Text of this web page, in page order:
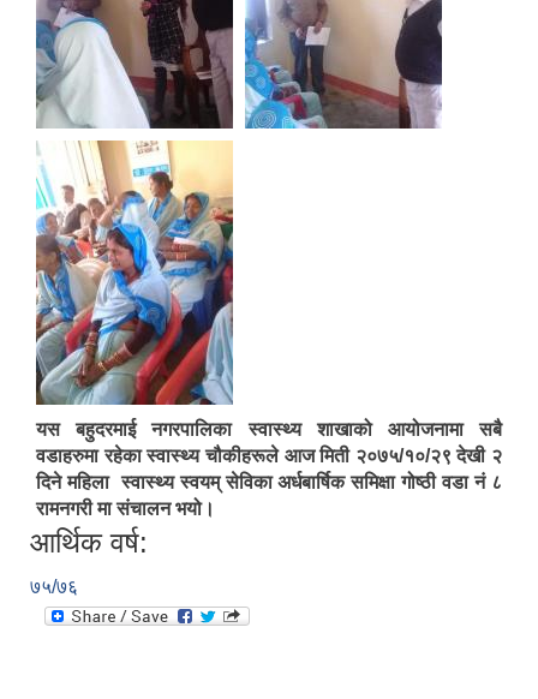
यस बहुदरमाई नगरपालिका स्वास्थ्य शाखाको आयोजनामा सबै
वडाहरुमा रहेका स्वास्थ्य चौकीहरूले आज मिती २०७५/१०/२९ देखी २
दिने महिला स्वास्थ्य स्वयम् सेविका अर्धबार्षिक समिक्षा गोष्ठी वडा नं ८
रामनगरी मा संचालन भयो।
आर्थिक वर्ष:
७५/७६